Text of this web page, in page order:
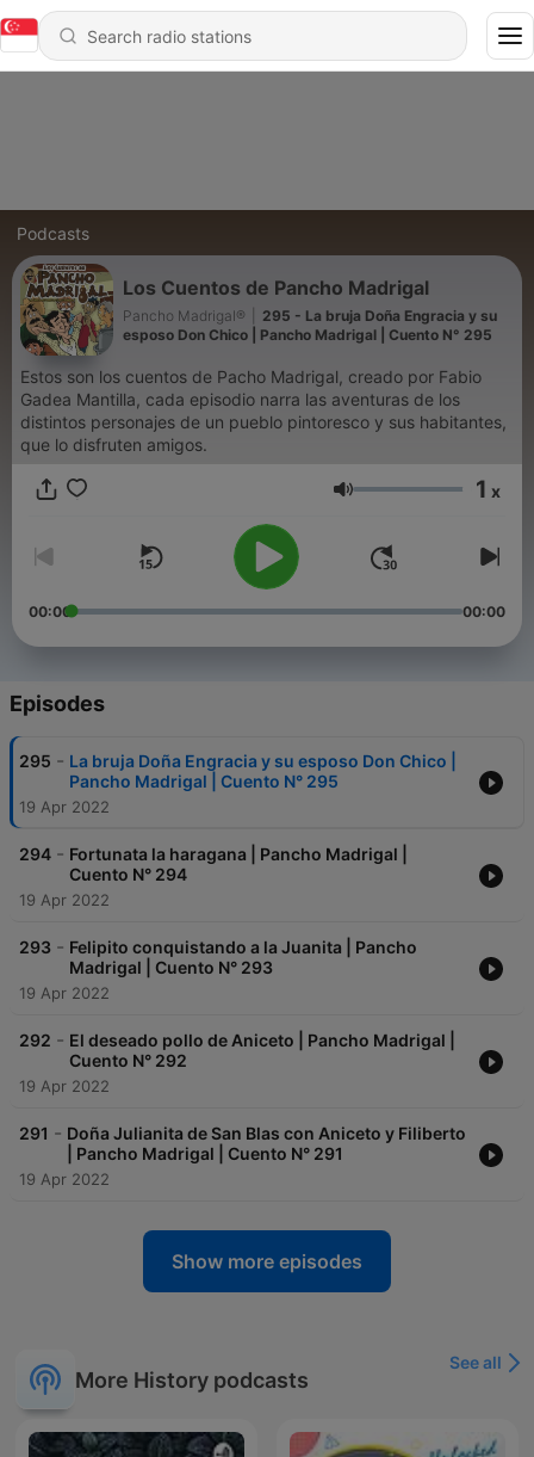
Podcasts
Los Cuentos de Pancho Madrigal
Pancho Madrigal®
295 - La bruja Doña Engracia y su
esposo Don Chico | Pancho Madrigal | Cuento N° 295
Estos son los cuentos de Pacho Madrigal, creado por Fabio
Gadea Mantilla, cada episodio narra las aventuras de los
distintos personajes de un pueblo pintoresco y sus habitantes,
que lo disfruten amigos.
Volume 1 x
00:00 00:00
Episodes
295 - La bruja Doña Engracia y su esposo Don Chico |
Pancho Madrigal | Cuento N° 295
19 Apr 2022
294 - Fortunata la haragana | Pancho Madrigal |
Cuento N° 294
19 Apr 2022
293 - Felipito conquistando a la Juanita | Pancho
Madrigal | Cuento N° 293
19 Apr 2022
292 - El deseado pollo de Aniceto | Pancho Madrigal |
Cuento N° 292
19 Apr 2022
291 - Doña Julianita de San Blas con Aniceto y Filiberto
| Pancho Madrigal | Cuento N° 291
19 Apr 2022
Show more episodes
More History podcasts
See all